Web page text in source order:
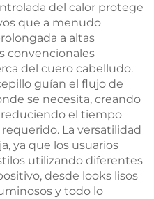
del calor protege
que a menudo
a altas
convencionales
del cuero cabelludo.
guían el flujo de
se necesita, creando
el tiempo
La versatilidad
ya que los usuarios
utilizando diferentes
desde looks lisos
y todo lo